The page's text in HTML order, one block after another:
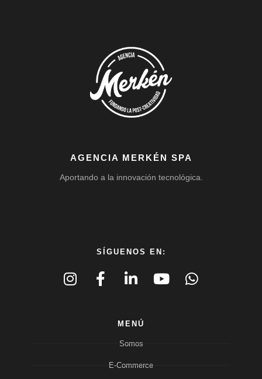
AGENCIA MERKÉN SPA
Aportando a la innovación tecnológica.
SÍGUENOS EN:
MENÚ
Somos
E-Commerce